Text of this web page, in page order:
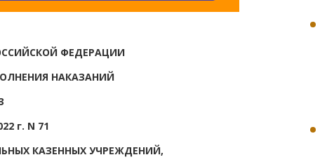
ФЕДЕРАЦИИ
НАКАЗАНИЙ
г. N 71
КАЗЕННЫХ УЧРЕЖДЕНИЙ,